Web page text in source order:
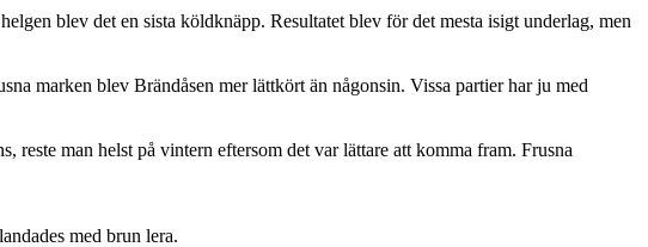
blev det en sista köldknäpp. Resultatet blev för det mesta isigt underlag, men
marken blev Brändåsen mer lättkört än någonsin. Vissa partier har ju med
reste man helst på vintern eftersom det var lättare att komma fram. Frusna
med brun lera.